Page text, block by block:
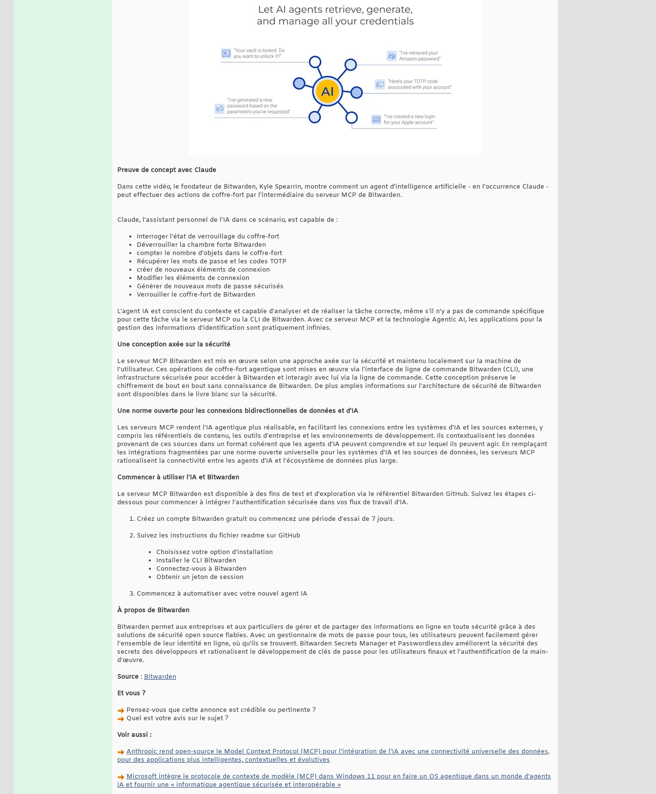
Preuve de concept avec Claude
Dans cette vidéo, le fondateur de Bitwarden, Kyle Spearrin, montre comment un agent d'intelligence artificielle - en l'occurrence Claude -
peut effectuer des actions de coffre-fort par l'intermédiaire du serveur MCP de Bitwarden.
Claude, l'assistant personnel de l'IA dans ce scénario, est capable de :
Interroger l'état de verrouillage du coffre-fort
Déverrouiller la chambre forte Bitwarden
compter le nombre d'objets dans le coffre-fort
Récupérer les mots de passe et les codes TOTP
créer de nouveaux éléments de connexion
Modifier les éléments de connexion
Générer de nouveaux mots de passe sécurisés
Verrouiller le coffre-fort de Bitwarden
L'agent IA est conscient du contexte et capable d'analyser et de réaliser la tâche correcte, même s'il n'y a pas de commande spécifique
pour cette tâche via le serveur MCP ou la CLI de Bitwarden. Avec ce serveur MCP et la technologie Agentic AI, les applications pour la
gestion des informations d'identification sont pratiquement infinies.
Une conception axée sur la sécurité
Le serveur MCP Bitwarden est mis en œuvre selon une approche axée sur la sécurité et maintenu localement sur la machine de
l'utilisateur. Ces opérations de coffre-fort agentique sont mises en œuvre via l'interface de ligne de commande Bitwarden (CLI), une
infrastructure sécurisée pour accéder à Bitwarden et interagir avec lui via la ligne de commande. Cette conception préserve le
chiffrement de bout en bout sans connaissance de Bitwarden. De plus amples informations sur l'architecture de sécurité de Bitwarden
sont disponibles dans le livre blanc sur la sécurité.
Une norme ouverte pour les connexions bidirectionnelles de données et d'IA
Les serveurs MCP rendent l'IA agentique plus réalisable, en facilitant les connexions entre les systèmes d'IA et les sources externes, y
compris les référentiels de contenu, les outils d'entreprise et les environnements de développement. Ils contextualisent les données
provenant de ces sources dans un format cohérent que les agents d'IA peuvent comprendre et sur lequel ils peuvent agir. En remplaçant
les intégrations fragmentées par une norme ouverte universelle pour les systèmes d'IA et les sources de données, les serveurs MCP
rationalisent la connectivité entre les agents d'IA et l'écosystème de données plus large.
Commencer à utiliser l'IA et Bitwarden
Le serveur MCP Bitwarden est disponible à des fins de test et d'exploration via le référentiel Bitwarden GitHub. Suivez les étapes ci-
dessous pour commencer à intégrer l'authentification sécurisée dans vos flux de travail d'IA.
Créez un compte Bitwarden gratuit ou commencez une période d'essai de 7 jours.
Suivez les instructions du fichier readme sur GitHub
Choisissez votre option d'installation
Installer le CLI Bitwarden
Connectez-vous à Bitwarden
Obtenir un jeton de session
Commencez à automatiser avec votre nouvel agent IA
À propos de Bitwarden
Bitwarden permet aux entreprises et aux particuliers de gérer et de partager des informations en ligne en toute sécurité grâce à des
solutions de sécurité open source fiables. Avec un gestionnaire de mots de passe pour tous, les utilisateurs peuvent facilement gérer
l'ensemble de leur identité en ligne, où qu'ils se trouvent. Bitwarden Secrets Manager et Passwordless.dev améliorent la sécurité des
secrets des développeurs et rationalisent le développement de clés de passe pour les utilisateurs finaux et l'authentification de la main-
d'œuvre.
Source : Bitwarden
Et vous ?
Pensez-vous que cette annonce est crédible ou pertinente ?
Quel est votre avis sur le sujet ?
Voir aussi :
Anthropic rend open-source le Model Context Protocol (MCP) pour l'intégration de l'IA avec une connectivité universelle des données,
pour des applications plus intelligentes, contextuelles et évolutives
Microsoft intègre le protocole de contexte de modèle (MCP) dans Windows 11 pour en faire un OS agentique dans un monde d'agents
IA et fournir une « informatique agentique sécurisée et interopérable »